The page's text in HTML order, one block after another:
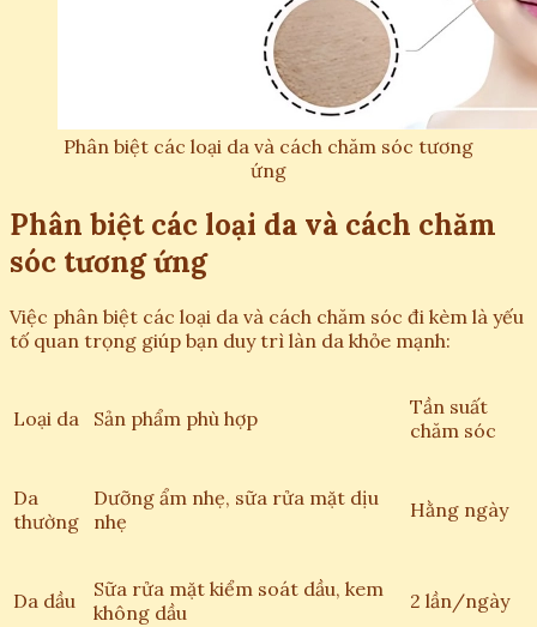
Phân biệt các loại da và cách chăm sóc tương
ứng
Phân biệt các loại da và cách chăm
sóc tương ứng
Việc phân biệt các loại da và cách chăm sóc đi kèm là yếu
tố quan trọng giúp bạn duy trì làn da khỏe mạnh:
Loại da Sản phẩm phù hợp
Tần suất
chăm sóc
Da
thường
Dưỡng ẩm nhẹ, sữa rửa mặt dịu
nhẹ
Hằng ngày
Da dầu
Sữa rửa mặt kiểm soát dầu, kem
không dầu
2 lần/ngày